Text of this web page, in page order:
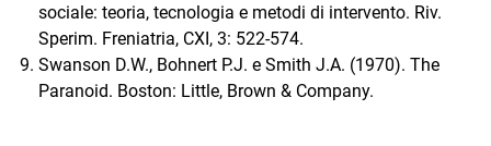
sociale: teoria, tecnologia e metodi di intervento. Riv.
Sperim. Freniatria, CXI, 3: 522-574.
Swanson D.W., Bohnert P.J. e Smith J.A. (1970). The
Paranoid. Boston: Little, Brown & Company.